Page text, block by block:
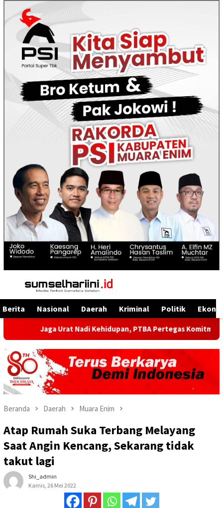
Menu
Mobile
Berita Nasional Daerah Kriminal Politik
Jaga Urat Nadi Kehidupan, PTBA Pertegas Komitmen
Beranda Daerah Muara Enim
Atap Rumah Suka Terbang Melayang
Saat Angin Kencang, Sekarang tidak
takut lagi
Shi_admin
Kamis, 26 Mei 2022